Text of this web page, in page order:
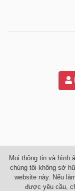
Mọi thông tin và hình
chúng tôi không sở
website này. Nếu
được yêu cầu,